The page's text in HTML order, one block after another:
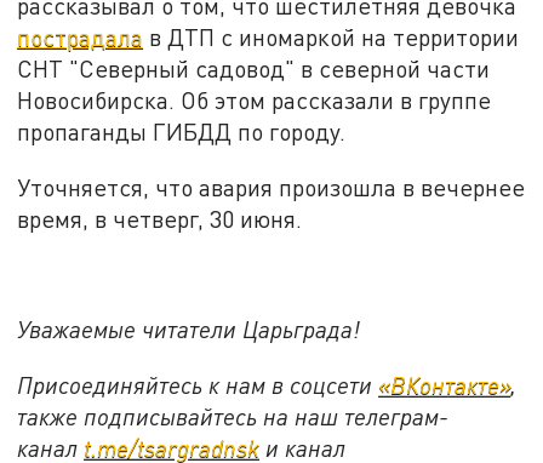
пострадала в ДТП с иномаркой на территории
СНТ "Северный садовод" в северной части
Новосибирска. Об этом рассказали в группе
пропаганды ГИБДД по городу.
Уточняется, что авария произошла в вечернее
время, в четверг, 30 июня.
Уважаемые читатели Царьграда!
Присоединяйтесь к нам в соцсети «ВКонтакте»,
также подписывайтесь на наш телеграм-
канал t.me/tsargradnsk и канал